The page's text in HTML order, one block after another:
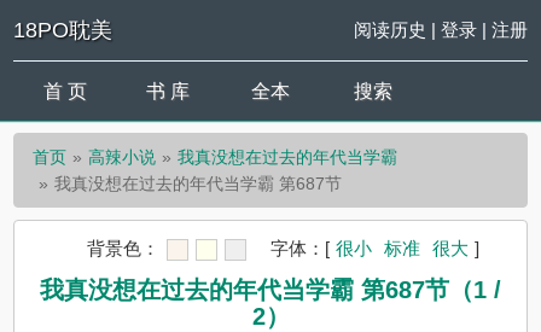
18PO耽美 阅读历史 | 登录| 注册
首 页 书 库 全本 搜索
首页 高辣小说
我真没想在过去的年代当学霸
我真没想在过去的年代当学霸 第687节
背景色： 字体： [ 很小 标准 很大 ]
我真没想在过去的年代当学霸 第687节（1 /
2）